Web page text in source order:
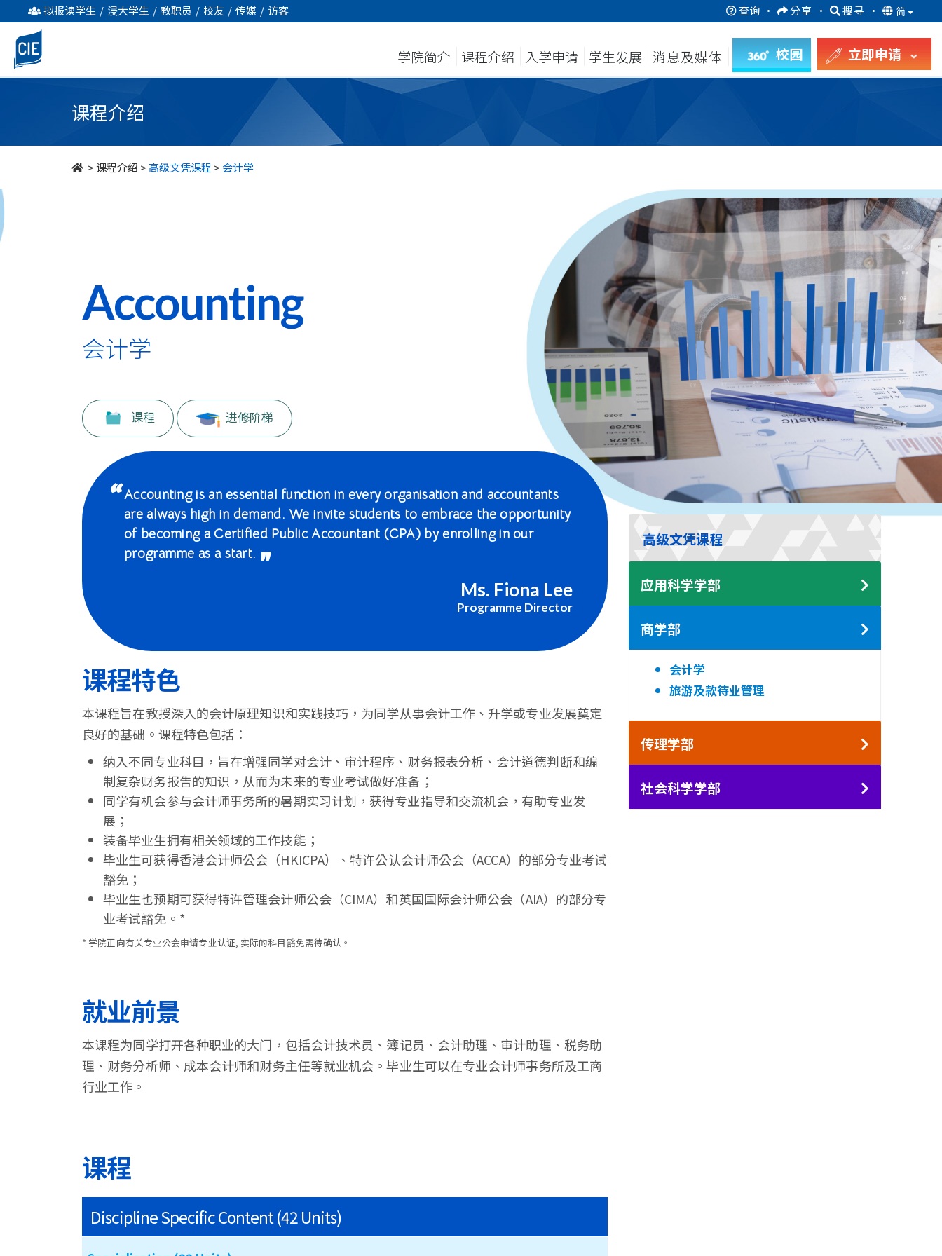
会
计
学
文
凭
拟报读学生 / 浸大学生 / 教职员 / 校友 / 传媒 / 访客 查询 · 分享 · 搜寻 · 简
学院简介 课程介绍 入学申请 学生发展 消息及媒体 校园 立即申请
课程介绍
> 课程介绍 >高级文凭课程 > 会计学
Accounting
会计学
课程 进修阶梯
Accounting is an essential function in every organisation and accountants
are always high in demand. We invite students to embrace the opportunity
of becoming a Certified Public Accountant (CPA) by enrolling in our
programme as a start.
Ms. Fiona Lee
Programme Director
课程特色
本课程旨在教授深入的会计原理知识和实践技巧，为同学从事会计工作、升学或专业发展奠定
良好的基础。课程特色包括：
纳入不同专业科目，旨在增强同学对会计、审计程序、财务报表分析、会计道德判断和编
制复杂财务报告的知识，从而为未来的专业考试做好准备；
同学有机会参与会计师事务所的暑期实习计划，获得专业指导和交流机会，有助专业发
展；
装备毕业生拥有相关领域的工作技能；
毕业生可获得香港会计师公会（HKICPA）、特许公认会计师公会（ACCA）的部分专业考试
豁免；
毕业生也预期可获得特许管理会计师公会（CIMA）和英国国际会计师公会（AIA）的部分专
业考试豁免。*
* 学院正向有关专业公会申请专业认证, 实际的科目豁免需待确认。
就业前景
本课程为同学打开各种职业的大门，包括会计技术员、簿记员、会计助理、审计助理、税务助
理、财务分析师、成本会计师和财务主任等就业机会。毕业生可以在专业会计师事务所及工商
行业工作。
课程
Discipline Specific Content (42 Units)
高级文凭课程
应用科学学部
商学部
会计学
旅游及款待业管理
传理学部
社会科学学部